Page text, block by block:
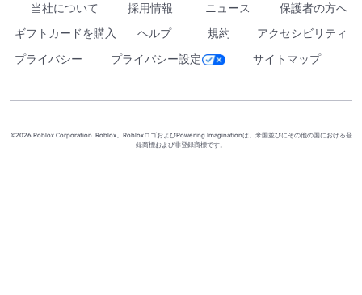
当社について 採用情報 ニュース
保護者の方へ
ギフトカードを購入
ヘルプ 規約
アクセシビリティ
プライバシー
プライバシー設定 サイトマップ
©2026 Roblox Corporation. Roblox、RobloxロゴおよびPowering Imaginationは、米国並びにその他の国における登
録商標および非登録商標です。